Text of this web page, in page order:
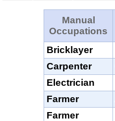
Manual
Occupations
Bricklayer
Carpenter
Electrician
Farmer
Farmer